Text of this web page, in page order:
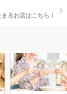
るお店はこちら！